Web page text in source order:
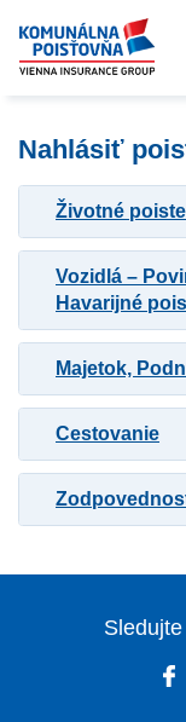
Nahlásiť
Životné
Vozidlá –
Havarijné
Majetok,
Cestovanie